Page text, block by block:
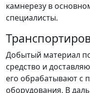
камнерезу в
специалисты.
Добытый материал
средство и
его обрабатывают с
оборудования. В